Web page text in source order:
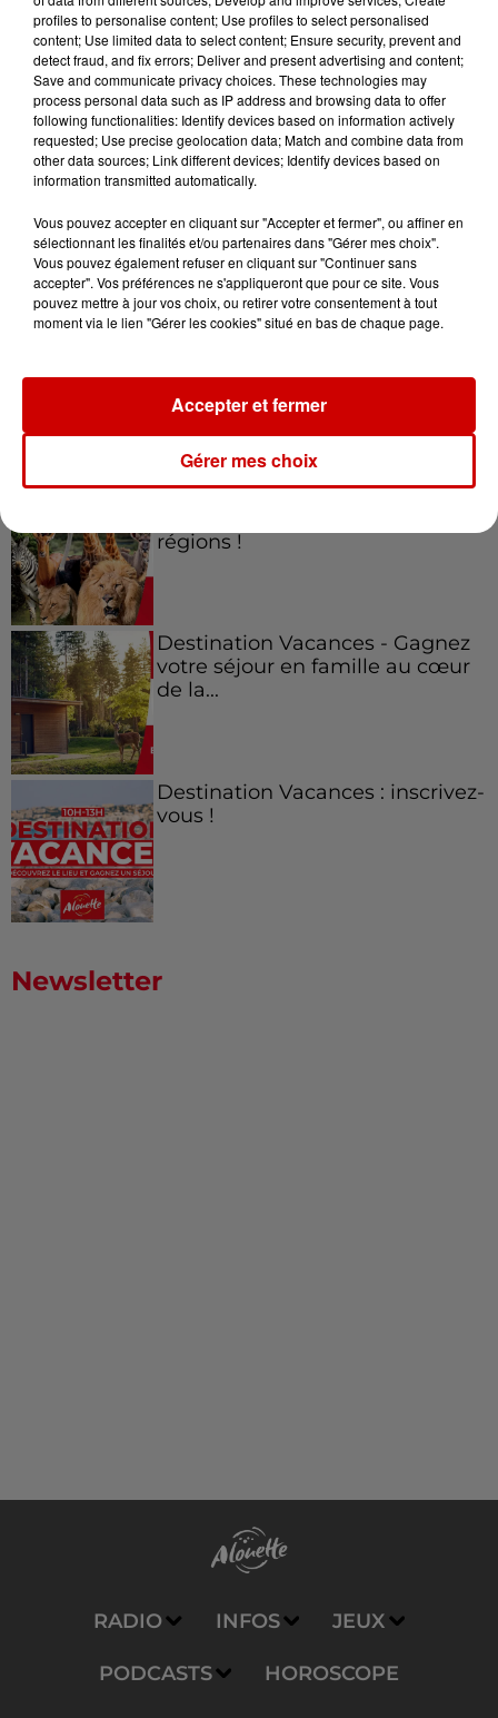
8 août 2026
Royan : elle tente d’écraser son
ex-conjoint et dit regretter...
Jeux Voir plus
à Coulon !
Le Duel - Gagnez vos entrées
régions !
Destination Vacances - Gagnez
votre séjour en famille au cœur
de la...
Destination Vacances : inscrivez-
vous !
Newsletter
RADIO INFOS JEUX
PODCASTS HOROSCOPE
profiles to personalise content; Use profiles to select personalised
content; Use limited data to select content; Ensure security, prevent and
detect fraud, and fix errors; Deliver and present advertising and content;
Save and communicate privacy choices. These technologies may
process personal data such as IP address and browsing data to offer
following functionalities: Identify devices based on information actively
requested; Use precise geolocation data; Match and combine data from
other data sources; Link different devices; Identify devices based on
information transmitted automatically.
Vous pouvez accepter en cliquant sur "Accepter et fermer", ou affiner en
sélectionnant les finalités et/ou partenaires dans "Gérer mes choix".
Vous pouvez également refuser en cliquant sur "Continuer sans
accepter". Vos préférences ne s'appliqueront que pour ce site. Vous
pouvez mettre à jour vos choix, ou retirer votre consentement à tout
moment via le lien "Gérer les cookies" situé en bas de chaque page.
Gérer mes choix
Accepter et fermer